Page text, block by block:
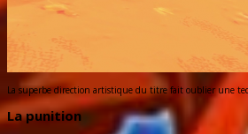
La superbe direction artistique du titre fait oublier une
La punition